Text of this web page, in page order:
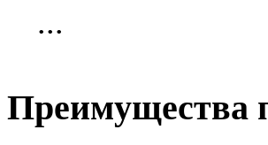
...
Преимущества